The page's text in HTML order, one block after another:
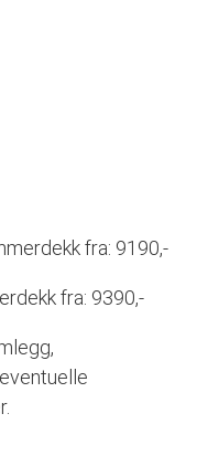
fra: 9190,-
fra: 9390,-